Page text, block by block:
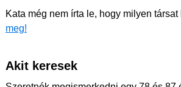
Kata még nem írta le, hogy milyen társat
meg!
Akit keresek